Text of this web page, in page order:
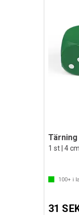
1 st | 4
100+ i
31